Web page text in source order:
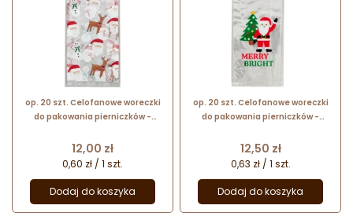
op. 20 szt. Celofanowe woreczki
do pakowania pierniczków -
101 mm - Wilton
Cena
12,00 zł
0,60 zł / 1 szt.
Dodaj do koszyka
op. 20 szt. Celofanowe woreczki
do pakowania pierniczków -
241 x szer. 101 mm - Wilton
Cena
12,50 zł
0,63 zł / 1 szt.
Dodaj do koszyka